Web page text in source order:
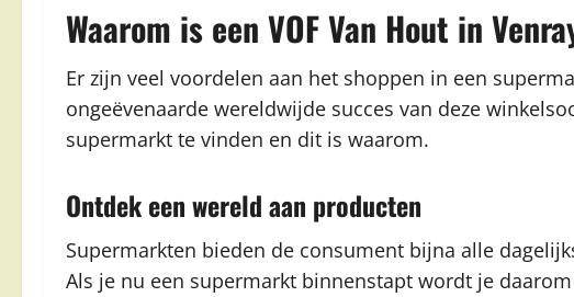
Waarom is een VOF Van Hout in
Er zijn veel voordelen aan het shoppen in een
ongeëvenaarde wereldwijde succes van deze
supermarkt te vinden en dit is waarom.
Ontdek een wereld aan producten
Supermarkten bieden de consument bijna alle
Als je nu een supermarkt binnenstapt wordt je